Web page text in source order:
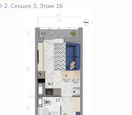
2, Секция 3, Этаж 16